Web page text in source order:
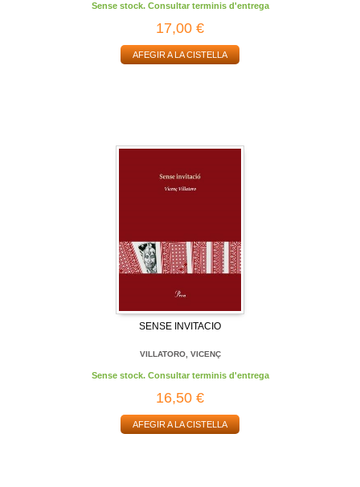
Sense stock. Consultar terminis d'entrega
17,00 €
AFEGIR A LA CISTELLA
SENSE INVITACIO
VILLATORO, VICENÇ
Sense stock. Consultar terminis d'entrega
16,50 €
AFEGIR A LA CISTELLA